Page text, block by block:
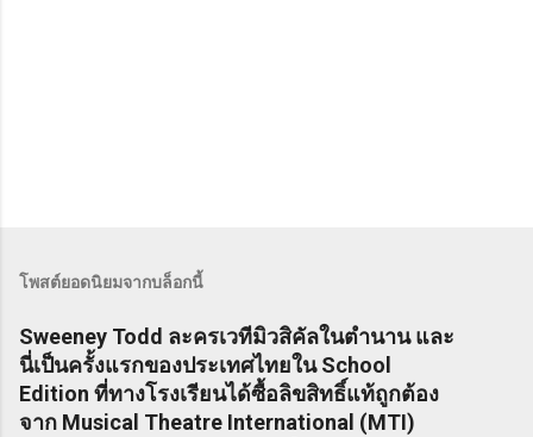
โพสต์ยอดนิยมจากบล็อกนี้
Sweeney Todd ละครเวทีมิวสิคัลในตำนาน และ
นี่เป็นครั้งแรกของประเทศไทยใน School
Edition ที่ทางโรงเรียนได้ซื้อลิขสิทธิ์แท้ถูกต้อง
จาก Musical Theatre International (MTI)